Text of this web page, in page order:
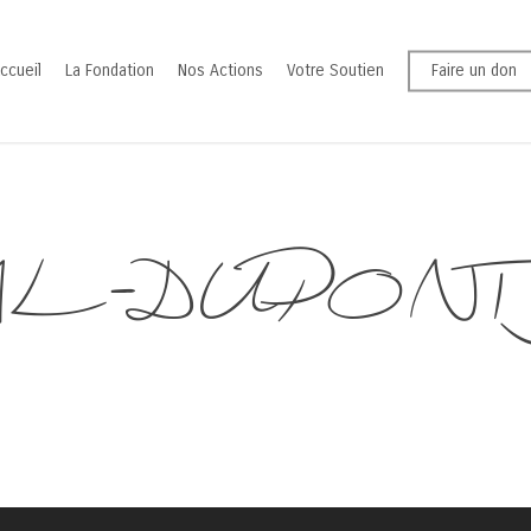
La Fondation Nos Actions Votre Soutien Faire un don
DUPONT